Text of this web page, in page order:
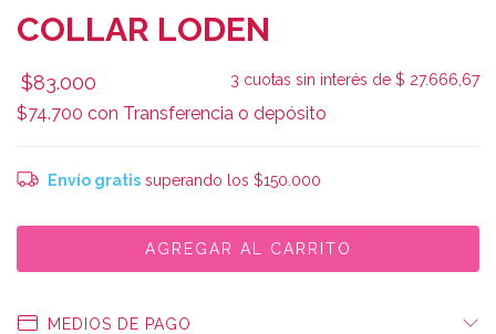
COLLAR LODEN
$83.000 3 cuotas sin interés de $ 27.666,67
$74.700 con Transferencia o depósito
Envío gratis superando los $150.000
MEDIOS DE PAGO